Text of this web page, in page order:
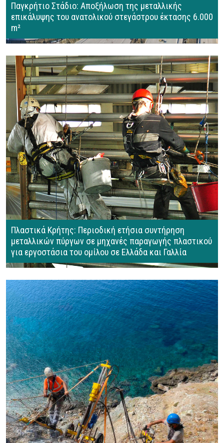
Παγκρήτιο Στάδιο: Αποξήλωση της μεταλλικής
επικάλυψης του ανατολικού στεγάστρου έκτασης 6.000
m²
Πλαστικά Κρήτης: Περιοδική ετήσια συντήρηση
μεταλλικών πύργων σε μηχανές παραγωγής πλαστικού
για εργοστάσια του ομίλου σε Ελλάδα και Γαλλία